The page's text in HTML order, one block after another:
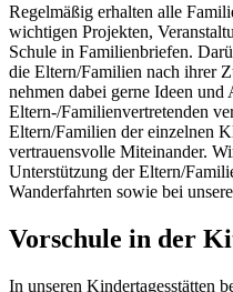
Regelmäßig erhalten alle
wichtigen Projekten,
Schule in Familienbriefen.
die Eltern/Familien nach ihrer
nehmen dabei gerne Ideen
Eltern-/Familienvertretenden
Eltern/Familien der einzelnen
vertrauensvolle Miteinander.
Unterstützung der Eltern/
Wanderfahrten sowie bei
Vorschule in der
In unseren Kindertagesstätten